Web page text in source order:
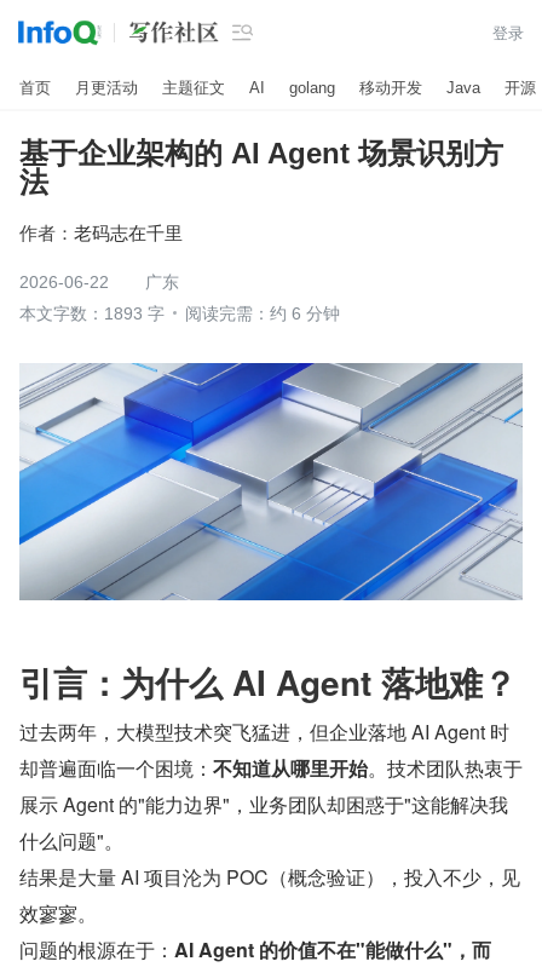
 登录
首页 月更活动 主题征文 AI golang 移动开发 Java 开源
基于企业架构的 AI Agent 场景识别方
法
作者： 老码志在千里
2026-06-22
广东
本文字数：1893 字
阅读完需：约 6 分钟
引言：为什么 AI Agent 落地难？
过去两年，大模型技术突飞猛进，但企业落地 AI Agent 时
却普遍面临一个困境： 不知道从哪里开始。技术团队热衷于
展示 Agent 的"能力边界"，业务团队却困惑于"这能解决我
什么问题"。
结果是大量 AI 项目沦为 POC（概念验证），投入不少，见
效寥寥。
问题的根源在于： AI Agent 的价值不在"能做什么"，而